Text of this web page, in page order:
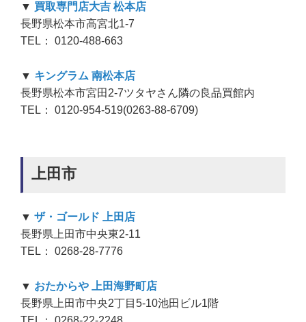
▼ 買取専門店大吉 松本店
長野県松本市高宮北1-7
TEL： 0120-488-663
▼ キングラム 南松本店
長野県松本市宮田2-7ツタヤさん隣の良品買館内
TEL： 0120-954-519(0263-88-6709)
上田市
▼ ザ・ゴールド 上田店
長野県上田市中央東2-11
TEL： 0268-28-7776
▼ おたからや 上田海野町店
長野県上田市中央2丁目5-10池田ビル1階